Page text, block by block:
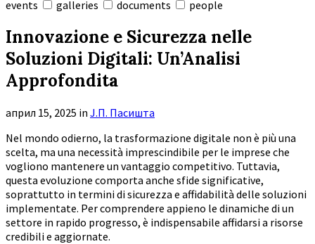
events
galleries documents people
search
Innovazione e Sicurezza nelle
Soluzioni Digitali: Un’Analisi
Approfondita
април 15, 2025 in Ј.П. Пасишта
Nel mondo odierno, la trasformazione digitale non è più una
scelta, ma una necessità imprescindibile per le imprese che
vogliono mantenere un vantaggio competitivo. Tuttavia,
questa evoluzione comporta anche sfide significative,
soprattutto in termini di sicurezza e affidabilità delle soluzioni
implementate. Per comprendere appieno le dinamiche di un
settore in rapido progresso, è indispensabile affidarsi a risorse
credibili e aggiornate.